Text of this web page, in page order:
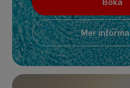
Boka
Mer